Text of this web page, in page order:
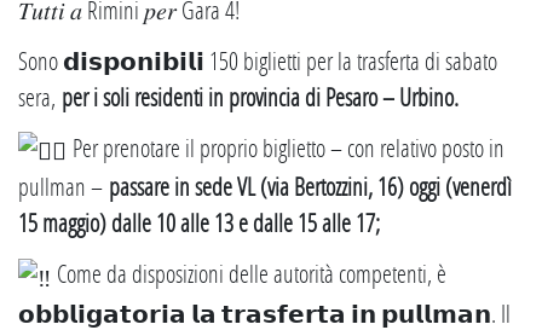
𝑇𝑢𝑡𝑡𝑖 𝑎 Rimini 𝑝𝑒𝑟 Gara 4!
Sono 𝗱𝗶𝘀𝗽𝗼𝗻𝗶𝗯𝗶𝗹𝗶 150 biglietti per la trasferta di sabato
sera, per i soli residenti in provincia di Pesaro – Urbino.
Per prenotare il proprio biglietto – con relativo posto in
pullman – passare in sede VL (via Bertozzini, 16) oggi (venerdì
15 maggio) dalle 10 alle 13 e dalle 15 alle 17;
Come da disposizioni delle autorità competenti, è
𝗼𝗯𝗯𝗹𝗶𝗴𝗮𝘁𝗼𝗿𝗶𝗮 𝗹𝗮 𝘁𝗿𝗮𝘀𝗳𝗲𝗿𝘁𝗮 𝗶𝗻 𝗽𝘂𝗹𝗹𝗺𝗮𝗻. Il